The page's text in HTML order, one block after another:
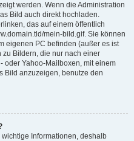
werden. Wenn die Administration
Bild auch direkt hochladen.
das auf einem öffentlich
mein-bild.gif. Sie können
eigenen PC befinden (außer es ist
Bildern, die nur nach einer
oder Yahoo-Mailboxen, mit einem
Bild anzuzeigen, benutze den
Informationen, deshalb